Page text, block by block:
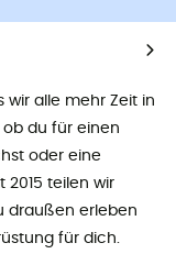
wir alle mehr Zeit in
ob du für einen
oder eine
2015 teilen wir
draußen erleben
für dich.